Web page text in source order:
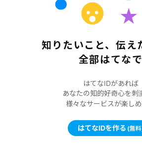
知りたいこと、伝え
全部はてなで
はてなIDがあれば
あなたの知的好奇心を刺
様々なサービスが楽し
はてなIDを作る (無